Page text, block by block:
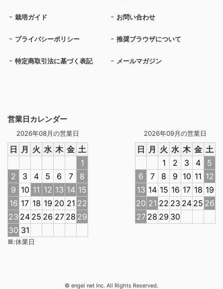
営業日カレンダー
2026年08月の営業日
日 月 火 水 木 金 土
1
2
3 4 5 6 7
8
9 10 11 12 13 14 15
16 17 18 19 20 21 22
23 24 25 26 27 28 29
30 31
2026年09月の営業日
日 月 火 水 木 金 土
1
2 3 4
5
6
7 8 9 10 11 12
13 14 15 16 17 18 19
20 21 22 23 24 25 26
27 28 29 30
■:休業日
栽培ガイド お問い合わせ
プライバシーポリシー 推奨ブラウザについて
特定商取引法に基づく表記 メールマガジン
© engei net Inc. All Rights Reserved.